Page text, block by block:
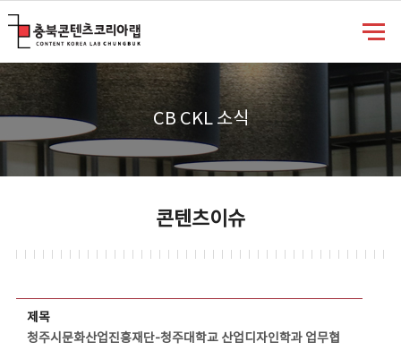
CB CKL 소식
콘텐츠이슈
제목
청주시문화산업진흥재단-청주대학교 산업디자인학과 업무협